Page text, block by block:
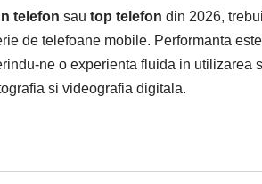
telefon sau top telefon din 2026,
de telefoane mobile. Performanta
ne o experienta fluida in
si videografia digitala.